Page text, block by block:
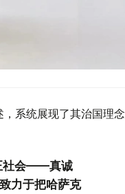
系统展现了其治国理念
社会——真诚
力于把哈萨克